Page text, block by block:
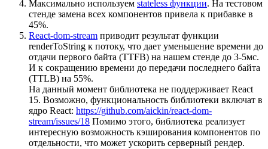
Максимально используем stateless функции. На тестовом
стенде замена всех компонентов привела к прибавке в
45%.
React-dom-stream приводит результат функции
renderToString к потоку, что дает уменьшение времени до
отдачи первого байта (TTFB) на нашем стенде до 3-5мс.
И к сокращению времени до передачи последнего байта
(TTLB) на 55%.
На данный момент библиотека не поддерживает React
15. Возможно, функциональность библиотеки включат в
ядро React: https://github.com/aickin/react-dom-
stream/issues/18 Помимо этого, библиотека реализует
интересную возможность кэширования компонентов по
отдельности, что может ускорить серверный рендер.